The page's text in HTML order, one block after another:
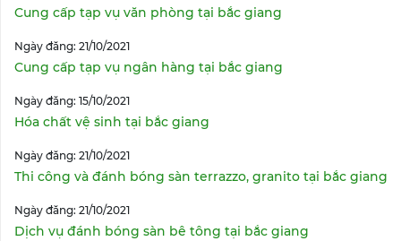
Cung cấp tạp vụ văn phòng tại bắc giang
Ngày đăng: 21/10/2021
Cung cấp tạp vụ ngân hàng tại bắc giang
Ngày đăng: 15/10/2021
Hóa chất vệ sinh tại bắc giang
Ngày đăng: 21/10/2021
Thi công và đánh bóng sàn terrazzo, granito tại bắc giang
Ngày đăng: 21/10/2021
Dịch vụ đánh bóng sàn bê tông tại bắc giang